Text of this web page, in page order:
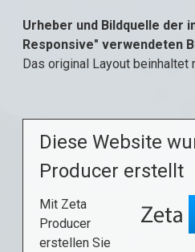
Urheber und Bildquelle der
Responsive" verwendeten
Das original Layout
Diese Website
Producer erstellt
Mit Zeta
Producer
erstellen Sie